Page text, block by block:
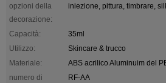
opzioni della
decorazione:
iniezione, pittura, timbrare,
Capacità:
35ml
Utilizzo:
Skincare & trucco
Materiale:
ABS acrilico Aluminuim del
numero di
RF-AA